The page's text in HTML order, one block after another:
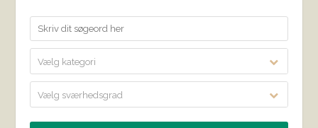
Vælg kategori
Vælg sværhedsgrad